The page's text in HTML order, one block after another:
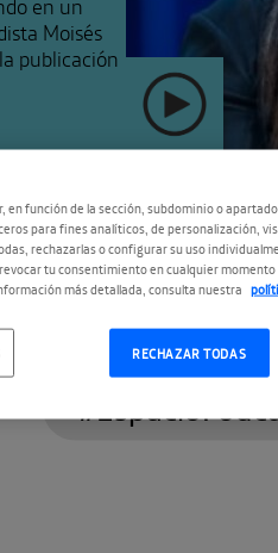
Moisés
publicación
en función de la sección, subdominio o
para fines analíticos, de personalización,
rechazarlas o configurar su uso
tu consentimiento en cualquier momento
más detallada, consulta nuestra
RECHAZAR TODAS